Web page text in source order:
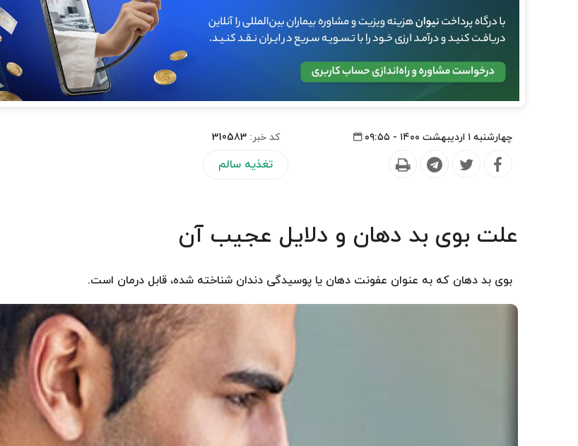
چهارشنبه ۱ اردیبهشت ۱۴۰۰ - ۰۹:۵۵ کد خبر:310583
تغذیه سالم
علت بوی بد دهان و دلایل عجیب آن
بوی بد دهان که به عنوان عفونت دهان یا پوسیدگی دندان شناخته شده، قابل درمان است.